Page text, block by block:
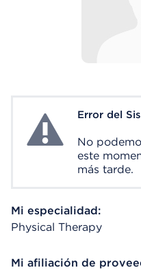
System ErrorError del
No
este
más tarde.
Mi especialidad:
Physical Therapy
Mi afiliación de